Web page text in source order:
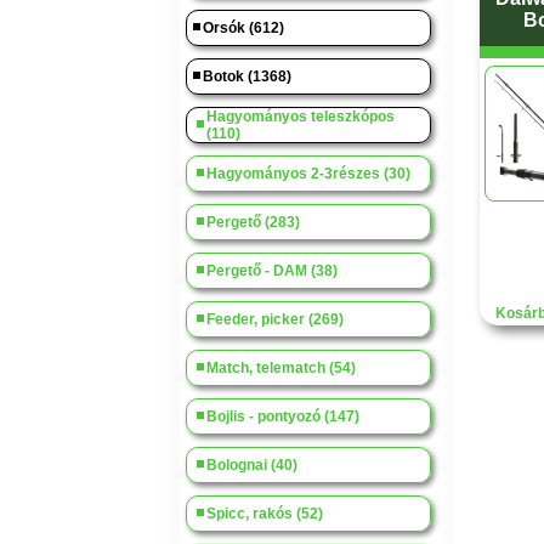
Orsók (612)
Botok (1368)
Hagyományos teleszkópos
(110)
Hagyományos 2-3részes (30)
Pergető (283)
Pergető - DAM (38)
Feeder, picker (269)
Match, telematch (54)
Bojlis - pontyozó (147)
Bolognai (40)
Spicc, rakós (52)